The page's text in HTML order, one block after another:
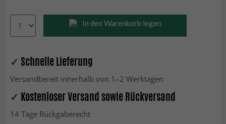
In den Warenkorb legen
✓ Schnelle Lieferung
Versandbereit innerhalb von 1–2 Werktagen
✓ Kostenloser Versand sowie Rückversand
14 Tage Rückgaberecht